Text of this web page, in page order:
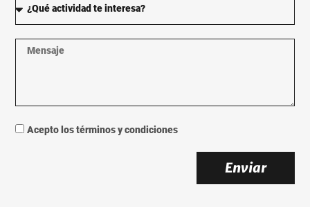
Acepto los términos y condiciones
Enviar